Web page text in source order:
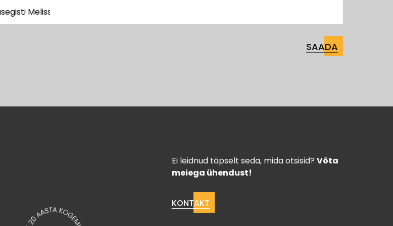
Ei leidnud täpselt seda, mida otsisid? Võta
meiega ühendust!
KONTAKT